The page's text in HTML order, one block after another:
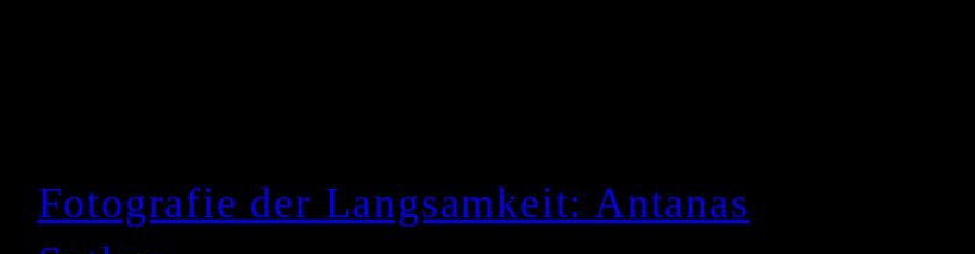
Fotografie der Langsamkeit: Antanas